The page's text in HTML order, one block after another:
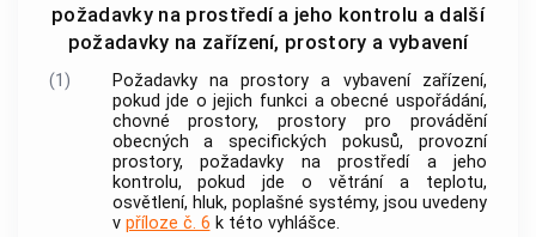
požadavky na prostředí a jeho kontrolu a další
požadavky na zařízení, prostory a vybavení
(1) Požadavky na prostory a vybavení zařízení,
pokud jde o jejich funkci a obecné uspořádání,
chovné prostory, prostory pro provádění
obecných a specifickýchpokusů, provozní
prostory, požadavky na prostředí a jeho
kontrolu, pokud jde o větrání a teplotu,
osvětlení, hluk, poplašné systémy, jsou uvedeny
v příloze č. 6 k této vyhlášce.